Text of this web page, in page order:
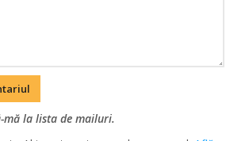
mă la lista de mailuri.